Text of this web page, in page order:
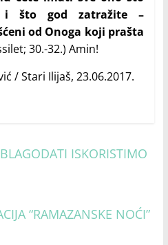
i što god zatražite –
od Onoga koji prašta
30.-32.) Amin!
/ Stari Ilijaš, 23.06.2017.
ISKORISTIMO
“RAMAZANSKE NOĆI”